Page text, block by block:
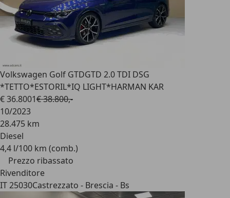
Volkswagen Golf GTDGTD 2.0 TDI DSG
*TETTO*ESTORIL*IQ LIGHT*HARMAN KAR
€ 36.8001€ 38.800,-
10/2023
28.475 km
Diesel
4,4 l/100 km (comb.)
Prezzo ribassato
Rivenditore
IT 25030Castrezzato - Brescia - Bs